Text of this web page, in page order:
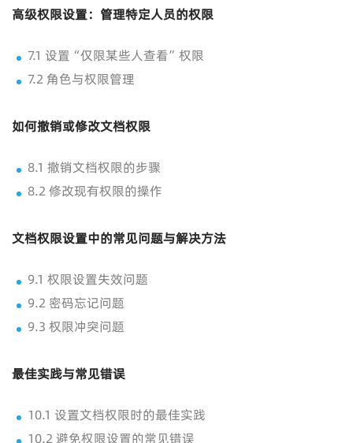
高级权限设置：管理特定人员的权限
7.1 设置“仅限某些人查看”权限
7.2 角色与权限管理
如何撤销或修改文档权限
8.1 撤销文档权限的步骤
8.2 修改现有权限的操作
文档权限设置中的常见问题与解决方法
9.1 权限设置失效问题
9.2 密码忘记问题
9.3 权限冲突问题
最佳实践与常见错误
10.1 设置文档权限时的最佳实践
10.2 避免权限设置的常见错误